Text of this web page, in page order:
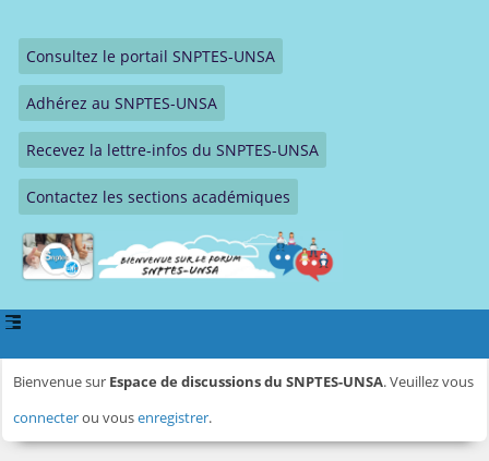
Consultez le portail SNPTES-UNSA
Adhérez au SNPTES-UNSA
Recevez la lettre-infos du SNPTES-UNSA
Contactez les sections académiques
Bienvenue sur Espace de discussions du SNPTES-UNSA. Veuillez vous
connecterou vousenregistrer.